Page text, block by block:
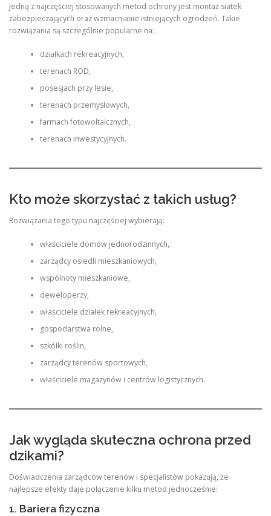
Jedną z najczęściej stosowanych metod ochrony jest montaż siatek
zabezpieczających oraz wzmacnianie istniejących ogrodzeń. Takie
rozwiązania są szczególnie popularne na:
działkach rekreacyjnych,
terenach ROD,
posesjach przy lesie,
terenach przemysłowych,
farmach fotowoltaicznych,
terenach inwestycyjnych.
Kto może skorzystać z takich usług?
Rozwiązania tego typu najczęściej wybierają:
właściciele domów jednorodzinnych,
zarządcy osiedli mieszkaniowych,
wspólnoty mieszkaniowe,
deweloperzy,
właściciele działek rekreacyjnych,
gospodarstwa rolne,
szkółki roślin,
zarządcy terenów sportowych,
właściciele magazynów i centrów logistycznych.
Jak wygląda skuteczna ochrona przed
dzikami?
Doświadczenia zarządców terenów i specjalistów pokazują, że
najlepsze efekty daje połączenie kilku metod jednocześnie:
1. Bariera fizyczna